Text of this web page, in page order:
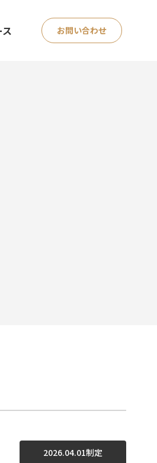
お問い合わせ
2026.04.01制定